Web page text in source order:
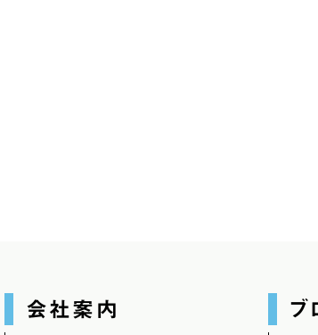
会社案内 ブ